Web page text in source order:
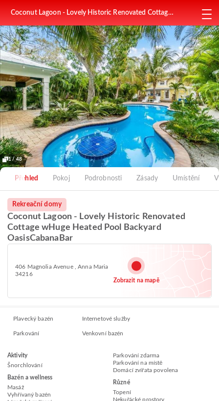
Coconut Lagoon - Lovely Historic Renovated Cottage
1 / 48
Přehled Pokoj Podrobnosti Zásady Umístění
Rekreační domy
Coconut Lagoon - Lovely Historic Renovated
Cottage wHuge Heated Pool Backyard
OasisCabanaBar
406 Magnolia Avenue , Anna Maria
34216
Zobrazit na mapě
Plavecký bazén Internetové služby
Parkování Venkovní bazén
Aktivity
Šnorchlování
Bazén a wellness
Masáž
Vyhřívaný bazén
Parkování zdarma
Parkování na místě
Domácí zvířata povolena
Různé
Topení
Nekuřácké prostory